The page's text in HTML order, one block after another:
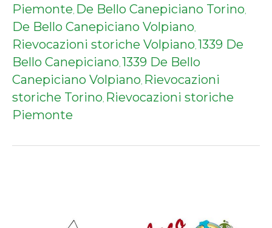
Piemonte, De Bello Canepiciano Torino,
De Bello Canepiciano Volpiano,
Rievocazioni storiche Volpiano, 1339 De
Bello Canepiciano, 1339 De Bello
Canepiciano Volpiano, Rievocazioni
storiche Torino, Rievocazioni storiche
Piemonte